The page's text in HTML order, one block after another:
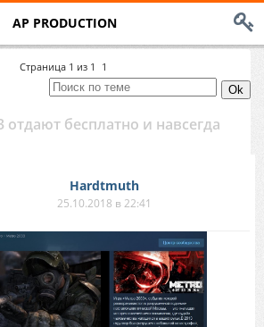
AP PRODUCTION
Страница 1 из 1 1
отдают бесплатно и навсегда
Hardtmuth
25.10.2018 в 22:41